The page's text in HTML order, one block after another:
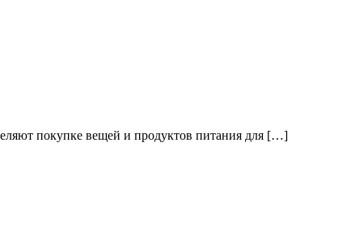
покупке вещей и продуктов питания для […]